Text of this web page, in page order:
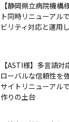
【静岡県立病院機
ト同時リニューアル
ビリティ対応と運用
【ASTI様】多言語
ローバルな信頼性を
サイトリニューアル
作りの土台